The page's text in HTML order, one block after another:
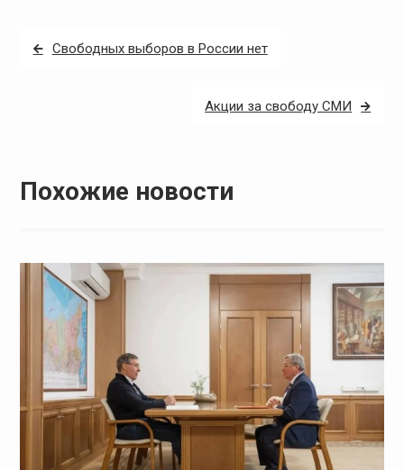
Навигация
Свободных выборов в России нет
Акции за свободу СМИ
Похожие новости